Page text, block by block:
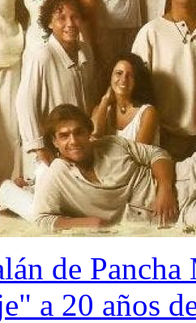
de
a 20 años